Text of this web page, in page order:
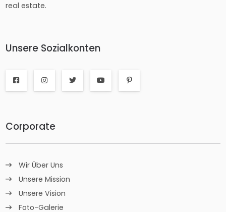
real estate.
Unsere Sozialkonten
Corporate
Wir Über Uns
Unsere Mission
Unsere Vision
Foto-Galerie